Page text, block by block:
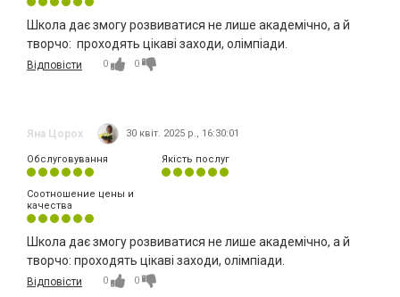
Школа дає змогу розвиватися не лише академічно, а й
творчо: проходять цікаві заходи, олімпіади.
Відповісти 0 0
Яна Цорох 30 квіт. 2025 р., 16:30:01
Обслуговування Якість послуг
Соотношение цены и
качества
Школа дає змогу розвиватися не лише академічно, а й
творчо: проходять цікаві заходи, олімпіади.
Відповісти 0 0